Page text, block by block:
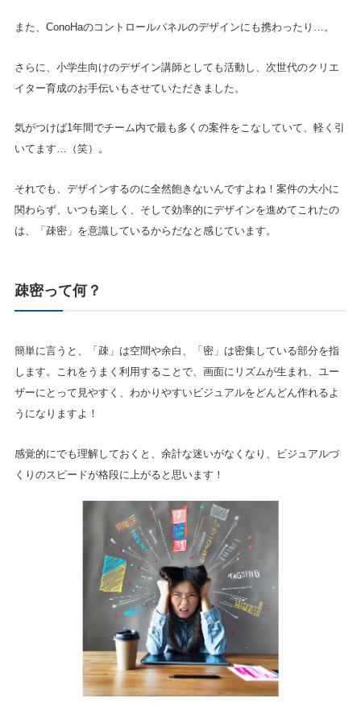
また、ConoHaのコントロールパネルのデザインにも携わったり…。
さらに、小学生向けのデザイン講師としても活動し、次世代のクリエ
イター育成のお手伝いもさせていただきました。
気がつけば1年間でチーム内で最も多くの案件をこなしていて、軽く引
いてます…（笑）。
それでも、デザインするのに全然飽きないんですよね！案件の大小に
関わらず、いつも楽しく、そして効率的にデザインを進めてこれたの
は、「疎密」を意識しているからだなと感じています。
疎密って何？
簡単に言うと、「疎」は空間や余白、「密」は密集している部分を指
します。これをうまく利用することで、画面にリズムが生まれ、ユー
ザーにとって見やすく、わかりやすいビジュアルをどんどん作れるよ
うになりますよ！
感覚的にでも理解しておくと、余計な迷いがなくなり、ビジュアルづ
くりのスピードが格段に上がると思います！